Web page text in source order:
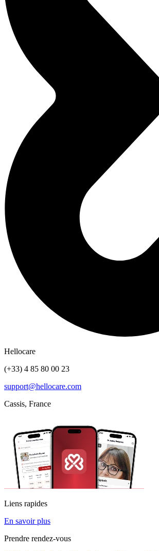
Hellocare
(+33) 4 85 80 00 23
support@hellocare.com
Cassis, France
Liens rapides
En savoir plus
Prendre rendez-vous